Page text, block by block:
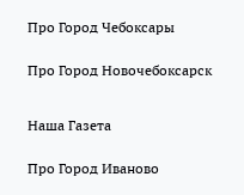
Про Город Чебоксары
Про Город Новочебоксарск
Наша Газета
Про Город Иваново